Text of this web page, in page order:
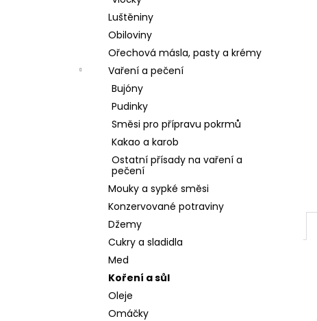
Luštěniny
Obiloviny
Ořechová másla, pasty a krémy
Vaření a pečení
Bujóny
Pudinky
Směsi pro přípravu pokrmů
Kakao a karob
Ostatní přísady na vaření a
pečení
Mouky a sypké směsi
Konzervované potraviny
Džemy
Cukry a sladidla
Med
Koření a sůl
Oleje
Omáčky